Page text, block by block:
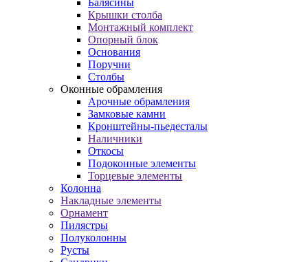
Балясины
Крышки столба
Монтажный комплект
Опорный блок
Основания
Поручни
Столбы
Оконные обрамления
Арочные обрамления
Замковые камни
Кронштейны-пьедесталы
Наличники
Откосы
Подоконные элементы
Торцевые элементы
Колонна
Накладные элементы
Орнамент
Пилястры
Полуколонны
Русты